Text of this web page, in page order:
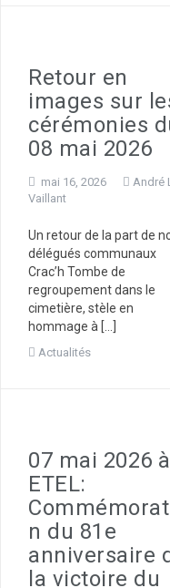
Retour en
images sur
cérémonies
08 mai 2026
mai 16, 2026
André
Vaillant
Un retour de la part de
délégués communaux
Crac’h Tombe de
regroupement dans le
cimetière, stèle en
hommage à […]
Actualités
07 mai 2026 à
ETEL:
n du 81e
anniversaire
la victoire du